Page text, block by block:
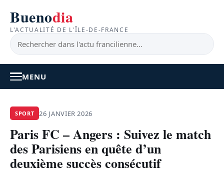
Buenodia
L'ACTUALITÉ DE L'ÎLE-DE-FRANCE
MENU
ACTUALITÉ
BONS PLANS
SPORT 26 JANVIER 2026
Paris FC – Angers : Suivez le match
des Parisiens en quête d’un
deuxième succès consécutif